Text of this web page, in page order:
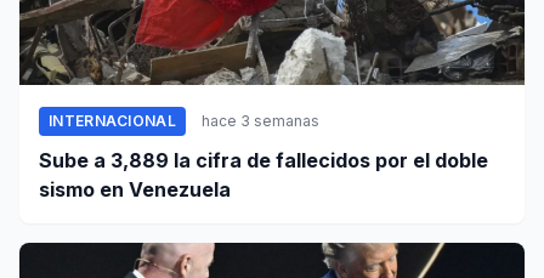
INTERNACIONAL hace 3 semanas
Sube a 3,889 la cifra de fallecidos por el doble
sismo en Venezuela